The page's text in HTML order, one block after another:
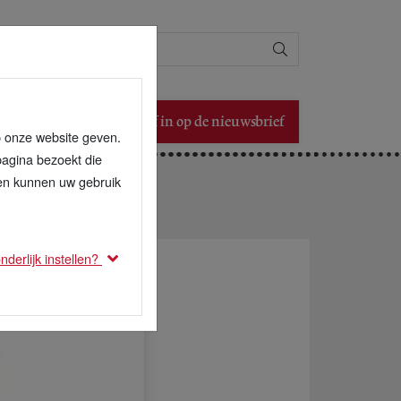
Schrijf in op de nieuwsbrief
website geven.
bezoekt die
kunnen uw gebruik
instellen?